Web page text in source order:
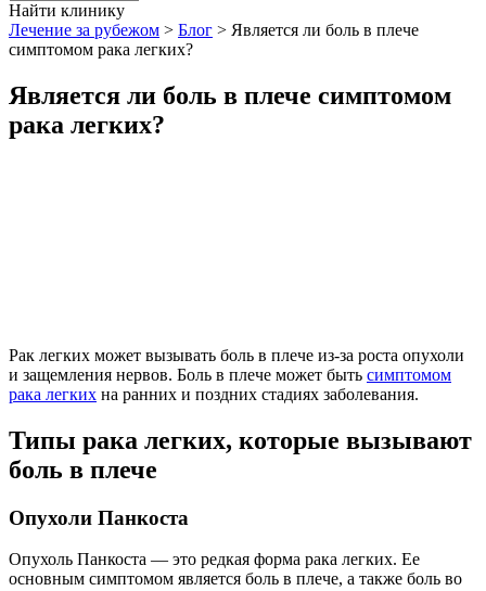
Найти клинику
Лечение за рубежом > Блог > Является ли боль в плече
симптомом рака легких?
Является ли боль в плече симптомом
рака легких?
Рак легких может вызывать боль в плече из-за роста опухоли
и защемления нервов. Боль в плече может быть симптомом
рака легких на ранних и поздних стадиях заболевания.
Типы рака легких, которые вызывают
боль в плече
Опухоли Панкоста
Опухоль Панкоста — это редкая форма рака легких. Ее
основным симптомом является боль в плече, а также боль во